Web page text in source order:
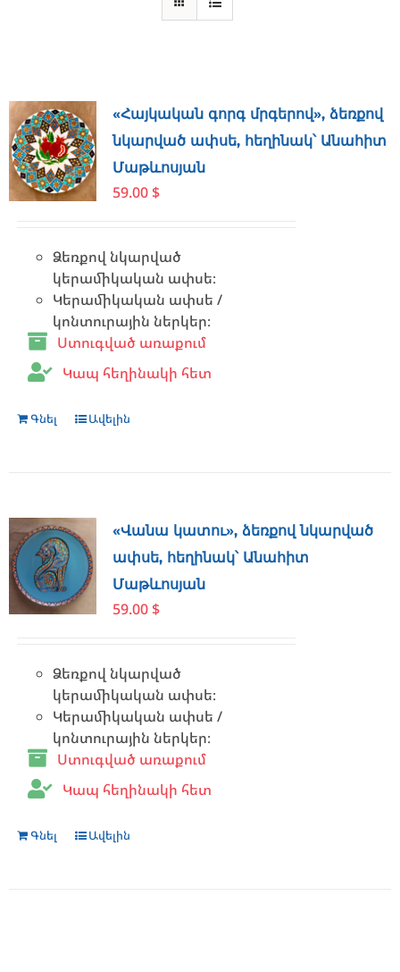
«Հայկական գորգ մրգերով», ձեռքով
նկարված ափսե, հեղինակ՝ Անահիտ
Մաթևոսյան
59.00 $
Ձեռքով նկարված
կերամիկական ափսե։
Կերամիկական ափսե /
կոնտուրային ներկեր։
Ստուգված առաքում
Կապ հեղինակի հետ
Գնել Ավելին
«Վանա կատու», ձեռքով նկարված
ափսե, հեղինակ՝ Անահիտ
Մաթևոսյան
59.00 $
Ձեռքով նկարված
կերամիկական ափսե։
Կերամիկական ափսե /
կոնտուրային ներկեր։
Ստուգված առաքում
Կապ հեղինակի հետ
Գնել Ավելին